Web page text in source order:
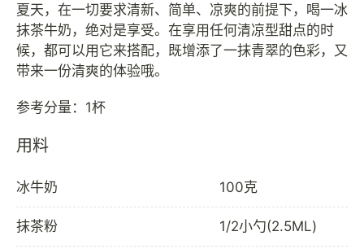
夏天，在一切要求清新、简单、凉爽的前提下，喝一冰
抹茶牛奶，绝对是享受。在享用任何清凉型甜点的时
候，都可以用它来搭配，既增添了一抹青翠的色彩，又
带来一份清爽的体验哦。
用料
冰牛奶 100克
抹茶粉 1/2小勺(2.5ML)